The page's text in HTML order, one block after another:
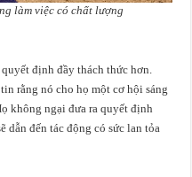
làm việc có chất lượng
định đầy thách thức hơn.
rằng nó cho họ một cơ hội sáng
không ngại đưa ra quyết định
dẫn đến tác động có sức lan tỏa